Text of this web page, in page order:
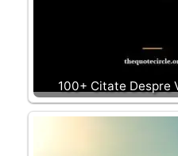
100+ Citate Despre